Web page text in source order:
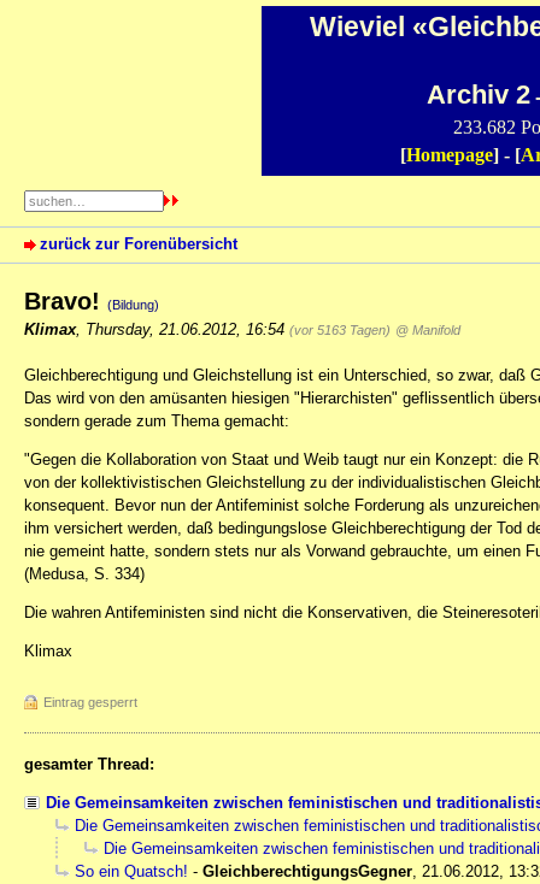
Wieviel
Archiv 2
233.682
[Homepage] - [
zurück zur Forenübersicht
Bravo! (Bildung)
Klimax, Thursday, 21.06.2012, 16:54 (vor 5163 Tagen) @ Manifold
Gleichberechtigung und Gleichstellung ist ein Unterschied, so zwar, daß
Das wird von den amüsanten hiesigen "Hierarchisten" geflissentlich
sondern gerade zum Thema gemacht:
"Gegen die Kollaboration von Staat und Weib taugt nur ein Konzept: die
von der kollektivistischen Gleichstellung zu der individualistischen
konsequent. Bevor nun der Antifeminist solche Forderung als
ihm versichert werden, daß bedingungslose Gleichberechtigung der Tod
nie gemeint hatte, sondern stets nur als Vorwand gebrauchte, um einen
(Medusa, S. 334)
Die wahren Antifeministen sind nicht die Konservativen, die
Klimax
Eintrag gesperrt
gesamter Thread:
Die Gemeinsamkeiten zwischen feministischen und
Die Gemeinsamkeiten zwischen feministischen und
Die Gemeinsamkeiten zwischen feministischen und
So ein Quatsch! - GleichberechtigungsGegner, 21.06.2012,